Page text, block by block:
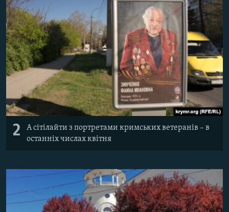
2
А сітілайти з портретами кримських ветеранів – в
останніх числах квітня